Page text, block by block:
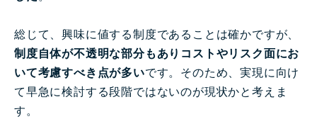
総じて、興味に値する制度であることは確かですが、
制度自体が不透明な部分もありコストやリスク面にお
いて考慮すべき点が多いです。そのため、実現に向け
て早急に検討する段階ではないのが現状かと考えま
す。